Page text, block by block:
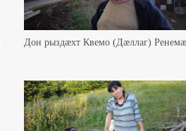
Дон рыздæхт Квемо (Дæллаг) Ренемæ